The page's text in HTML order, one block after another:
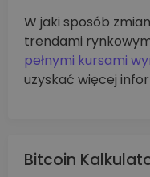
W jaki sposób
trendami
pełnymi kursami
uzyskać więcej
Bitcoin